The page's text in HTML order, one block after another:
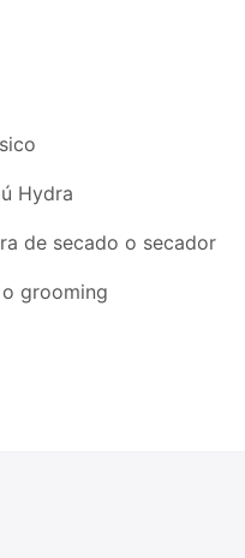
Hydra
de secado o secador
grooming